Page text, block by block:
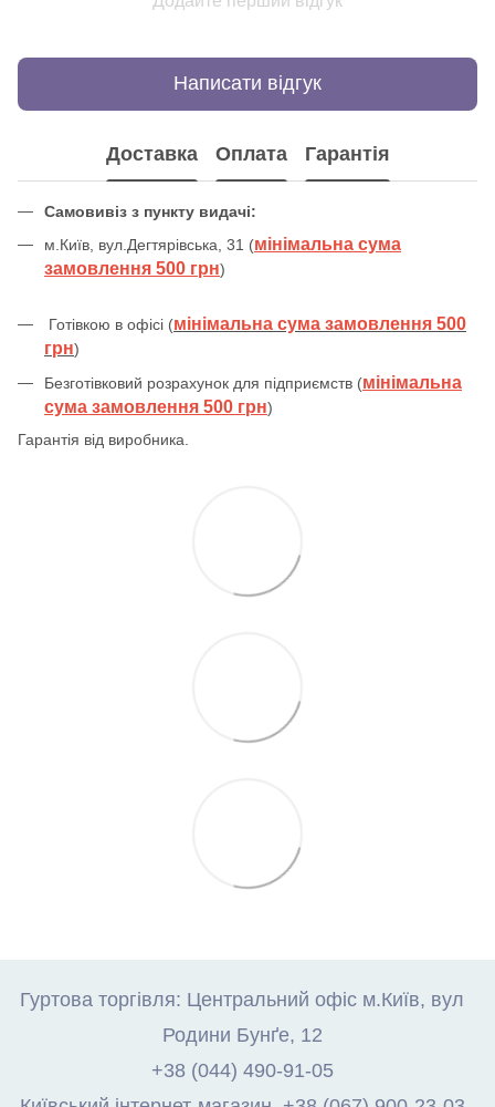
Написати відгук
Доставка Оплата Гарантія
Самовивіз з пункту видачі:
м.Київ, вул.Дегтярівська, 31 (мінімальна сума
замовлення 500 грн)
Готівкою в офісі (мінімальна сума замовлення 500
грн)
Безготівковий розрахунок для підприємств (мінімальна
сума замовлення 500 грн)
Гарантія від виробника.
Гуртова торгівля: Центральний офіс м.Київ, вул
Родини Бунґе, 12
+38 (044) 490-91-05